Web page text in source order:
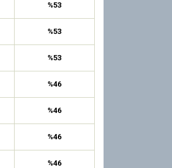
%53
%53
%53
%46
%46
%46
%46